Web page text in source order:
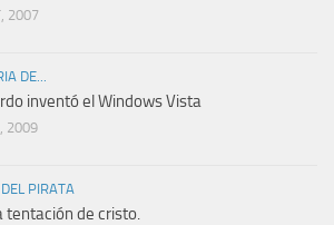
2007
DE...
inventó el Windows Vista
2009
PIRATA
tentación de cristo.